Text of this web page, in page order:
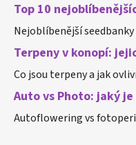
Top 10
Nejoblíbenější
Terpeny v konopí:
Co jsou terpeny a jak
Auto vs Photo: jaký
Autoflowering vs